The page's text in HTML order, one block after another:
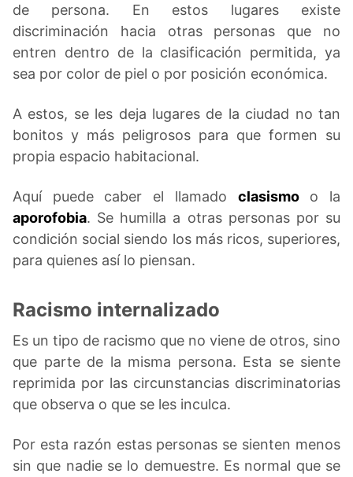
de persona. En estos lugares existe
discriminación hacia otras personas que no
entren dentro de la clasificación permitida, ya
sea por color de piel o por posición económica.
A estos, se les deja lugares de la ciudad no tan
bonitos y más peligrosos para que formen su
propia espacio habitacional.
Aquí puede caber el llamado clasismoo la
aporofobia. Se humilla a otras personas por su
condición social siendo los más ricos, superiores,
para quienes así lo piensan.
Racismo internalizado
Es un tipo de racismo que no viene de otros, sino
que parte de la misma persona. Esta se siente
reprimida por las circunstancias discriminatorias
que observa o que se les inculca.
Por esta razón estas personas se sienten menos
sin que nadie se lo demuestre. Es normal que se